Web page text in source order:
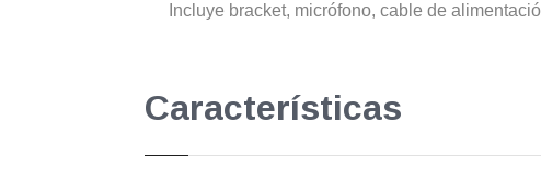
Incluye bracket, micrófono, cable de
Características